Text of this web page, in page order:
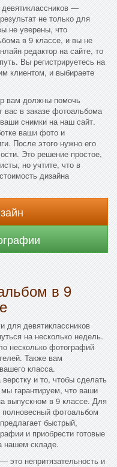
—
не только для
не уверены, что
в 9 классе, и вы не
редактор на сайте, то
Вы регистрируетесь на
клиентом, и выбираете
вам должны помочь
вас в заказе фотоальбома
снимки на наш сайт.
ваши фото и
После этого нужно его
Это решение простое,
но учтите, что в
дизайна
в 9
для девятиклассников
на несколько недель.
несколько фотографий
Также вам
класса.
и то, чтобы сделать
гарантируем, что ваши
выпускном в 9 классе. Для
полновесный фотоальбом
быстрый,
и приобрести готовые
нашем складе.
это непритязательность и